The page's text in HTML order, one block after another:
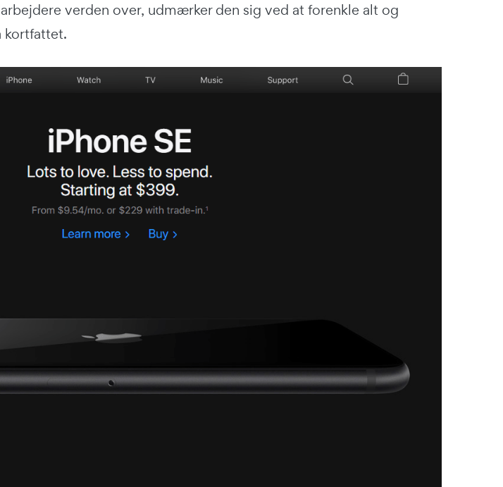
verden over, udmærker den sig ved at forenkle alt og
kortfattet.